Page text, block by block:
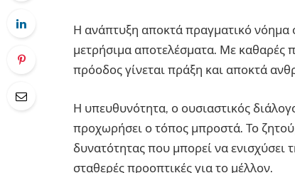
Η ανάπτυξη αποκτά πραγματικό νόημα
μετρήσιμα αποτελέσματα. Με καθαρές
πρόοδος γίνεται πράξη και αποκτά
Η υπευθυνότητα, ο ουσιαστικός
προχωρήσει ο τόπος μπροστά. Το
δυνατότητας που μπορεί να ενισχύσει
σταθερές προοπτικές για το μέλλον.